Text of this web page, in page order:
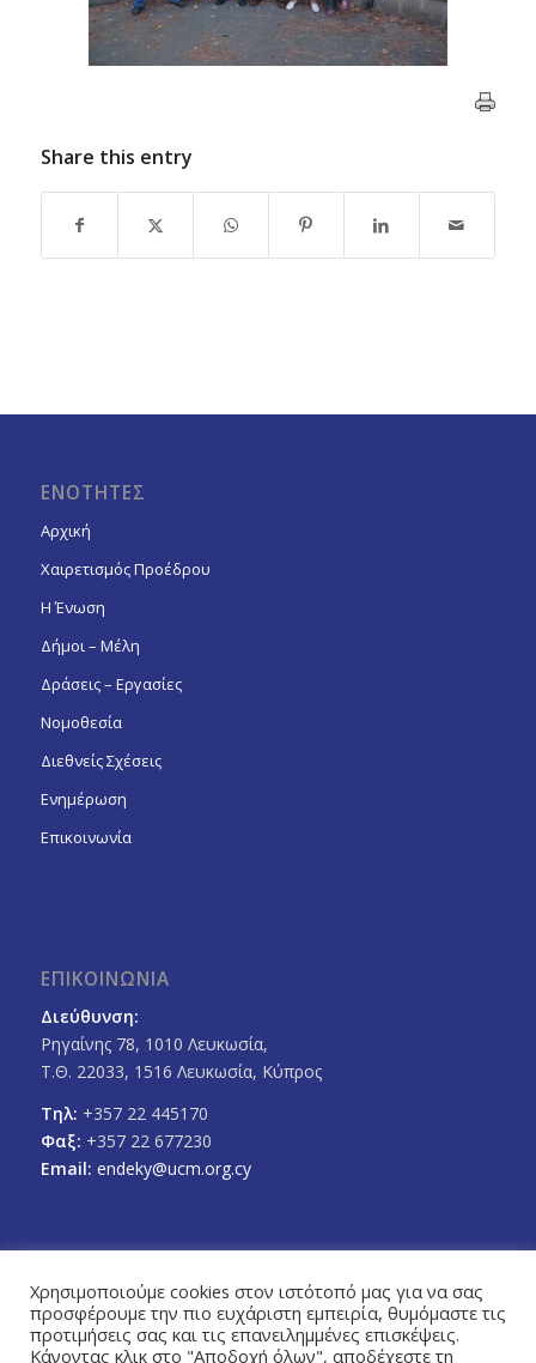
Share this entry
ΕΝΟΤΗΤΕΣ
Αρχική
Χαιρετισμός Προέδρου
Η Ένωση
Δήμοι – Μέλη
Δράσεις – Εργασίες
Νομοθεσία
Διεθνείς Σχέσεις
Ενημέρωση
Επικοινωνία
ΕΠΙΚΟΙΝΩΝΙΑ
Διεύθυνση:
Ρηγαίνης 78, 1010 Λευκωσία,
Τ.Θ. 22033, 1516 Λευκωσία, Κύπρος
Τηλ: +357 22 445170
Φαξ: +357 22 677230
Email: endeky@ucm.org.cy
FOLLOW US
Χρησιμοποιούμε cookies στον ιστότοπό μας για να σας
προσφέρουμε την πιο ευχάριστη εμπειρία, θυμόμαστε τις
προτιμήσεις σας και τις επανειλημμένες επισκέψεις.
Κάνοντας κλικ στο "Αποδοχή όλων", αποδέχεστε τη